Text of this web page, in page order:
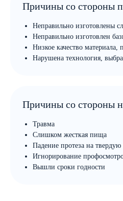
Причины со стороны
Неправильно изготовлены
Неправильно изготовлен
Низкое качество
Нарушена технология,
Причины со стороны
Травма
Слишком жесткая пища
Падение протеза на твердую
Игнорирование
Вышли сроки годности